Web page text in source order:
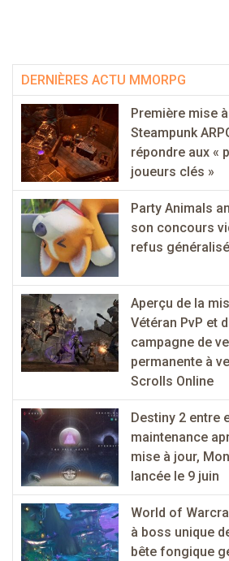
DERNIÈRES ACTU MMORPG
Première mise
Steampunk
répondre aux «
joueurs clés »
Party Animals
son concours
refus
Aperçu de la
Vétéran PvP et
campagne de
permanente à
Scrolls Online
Destiny 2 entre
maintenance
mise à jour,
lancée le 9 juin
World of
à boss unique
bête fongique